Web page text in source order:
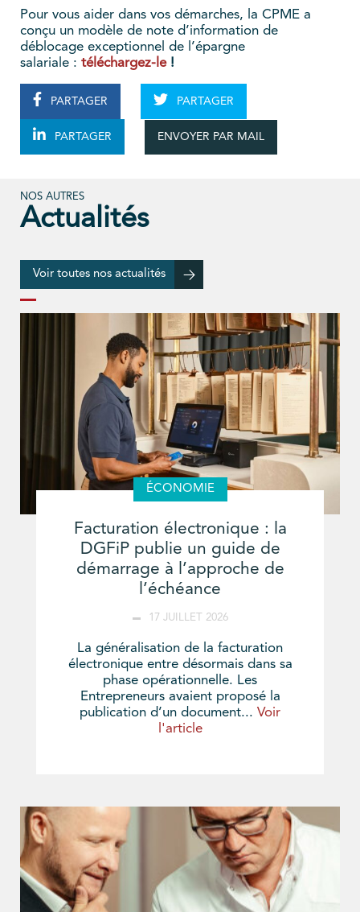
Pour vous aider dans vos démarches, la CPME a
conçu un modèle de note d’information de
déblocage exceptionnel de l’épargne
salariale : téléchargez-le!
PARTAGER PARTAGER
PARTAGER ENVOYER PAR MAIL
NOS AUTRES
Actualités
Voir toutes nos actualités
ÉCONOMIE
Facturation électronique : la
DGFiP publie un guide de
démarrage à l’approche de
l’échéance
17 JUILLET 2026
La généralisation de la facturation
électronique entre désormais dans sa
phase opérationnelle. Les
Entrepreneurs avaient proposé la
publication d’un document... Voir
l'article